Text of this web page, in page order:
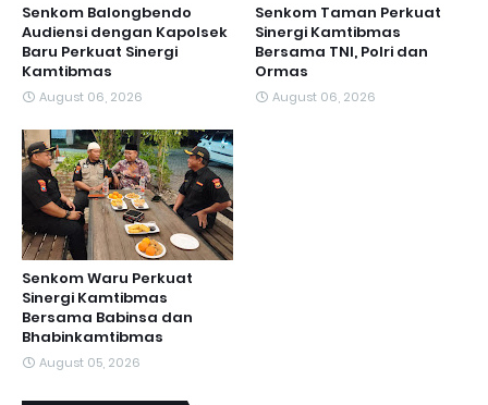
Senkom Balongbendo
Audiensi dengan Kapolsek
Baru Perkuat Sinergi
Kamtibmas
August 06, 2026
Senkom Taman Perkuat
Sinergi Kamtibmas
Bersama TNI, Polri dan
Ormas
August 06, 2026
Senkom Waru Perkuat
Sinergi Kamtibmas
Bersama Babinsa dan
Bhabinkamtibmas
August 05, 2026